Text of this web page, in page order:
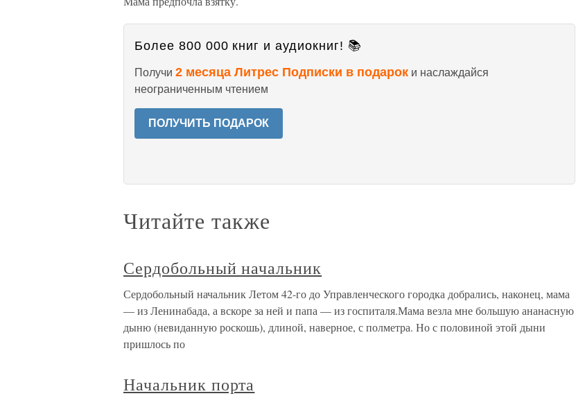
Более 800 000 книг и аудиокниг! 📚
Получи 2 месяца Литрес Подписки в подарок и наслаждайся
неограниченным чтением
ПОЛУЧИТЬ ПОДАРОК
Читайте также
Сердобольный начальник
Сердобольный начальник Летом 42-го до Управленческого городка добрались, наконец, мама
— из Ленинабада, а вскоре за ней и папа — из госпиталя.Мама везла мне большую ананасную
дыню (невиданную роскошь), длиной, наверное, с полметра. Но с половиной этой дыни
пришлось по
Начальник порта